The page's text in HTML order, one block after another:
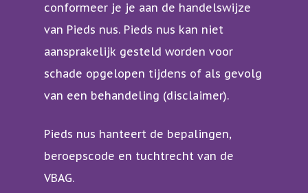
conformeer je je aan de handelswijze
van Pieds nus. Pieds nus kan niet
aansprakelijk gesteld worden voor
schade opgelopen tijdens of als gevolg
van een behandeling (disclaimer).
Pieds nus hanteert de bepalingen,
beroepscode en tuchtrecht van de
VBAG.
Over mij
Behandelingen
Behandelingen en
Tarieven